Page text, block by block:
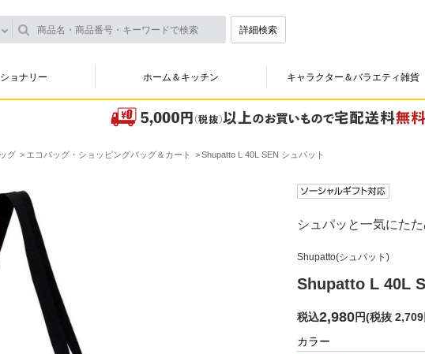
詳細検索
ョナリー ホーム＆キッチン キャラクター＆バラエティ雑貨
グ エコバッグ・ショッピングバッグ＆カート Shupatto L 40L SEN シュパット
シュパッと一気にた
Shupatto(シュパット)
Shupatto L 40L
税込2,980円(税抜 2,709
カラー